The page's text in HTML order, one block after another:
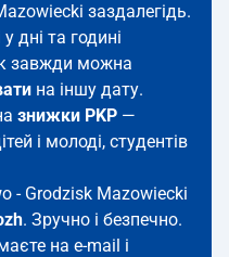
заздалегідь.
дні та годині
завжди можна
на іншу дату.
знижки PKP —
і молоді, студентів
- Grodzisk Mazowiecki
. Зручно і безпечно.
на e-mail і